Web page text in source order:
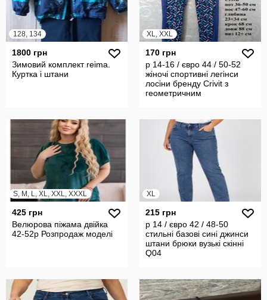
128, 134
1800 грн
Зимовий комплект reima.
Куртка і штани
XL, XXL
170 грн
р 14-16 / євро 44 / 50-52
жіночі спортивні легінси
лосіни бренду Crivit з
геометричним
S, M, L, XL, XXL, XXXL
425 грн
Велюрова піжама двійка
42-52р Розпродаж моделі
XL
215 грн
р 14 / євро 42 / 48-50
стильні базові сині джинси
штани брюки вузькі скінні
Q04